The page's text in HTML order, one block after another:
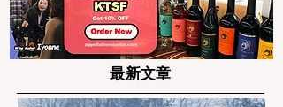
最新文章